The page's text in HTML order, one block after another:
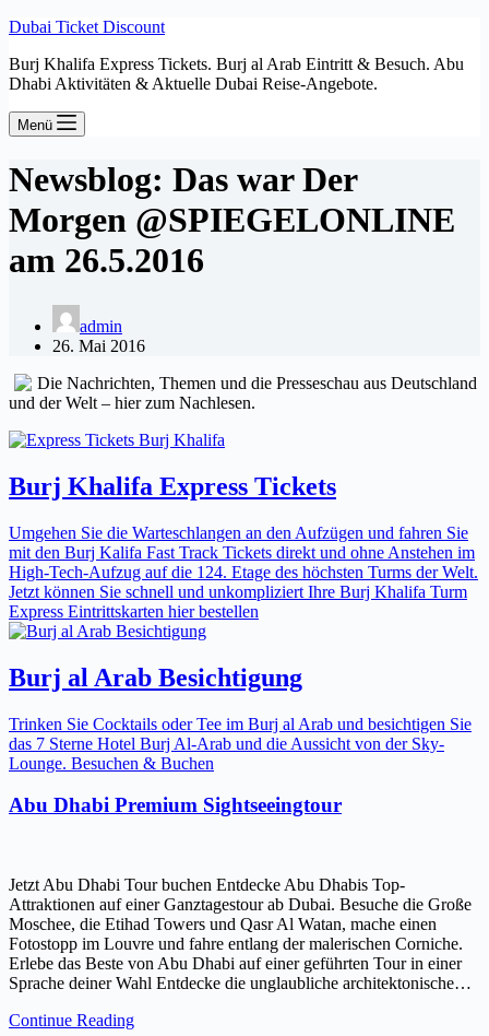
Dubai Ticket Discount
Burj Khalifa Express Tickets. Burj al Arab Eintritt & Besuch. Abu
Dhabi Aktivitäten & Aktuelle Dubai Reise-Angebote.
Menü
Newsblog: Das war Der
Morgen @SPIEGELONLINE
am 26.5.2016
admin
26. Mai 2016
Die Nachrichten, Themen und die Presseschau aus Deutschland
und der Welt – hier zum Nachlesen.
Burj Khalifa Express Tickets
Umgehen Sie die Warteschlangen an den Aufzügen und fahren Sie
mit den Burj Kalifa Fast Track Tickets direkt und ohne Anstehen im
High-Tech-Aufzug auf die 124. Etage des höchsten Turms der Welt.
Jetzt können Sie schnell und unkompliziert Ihre Burj Khalifa Turm
Express Eintrittskarten hier bestellen
Burj al Arab Besichtigung
Trinken Sie Cocktails oder Tee im Burj al Arab und besichtigen Sie
das 7 Sterne Hotel Burj Al-Arab und die Aussicht von der Sky-
Lounge. Besuchen & Buchen
Abu Dhabi Premium Sightseeingtour
Jetzt Abu Dhabi Tour buchen Entdecke Abu Dhabis Top-
Attraktionen auf einer Ganztagestour ab Dubai. Besuche die Große
Moschee, die Etihad Towers und Qasr Al Watan, mache einen
Fotostopp im Louvre und fahre entlang der malerischen Corniche.
Erlebe das Beste von Abu Dhabi auf einer geführten Tour in einer
Sprache deiner Wahl Entdecke die unglaubliche architektonische…
Continue Reading